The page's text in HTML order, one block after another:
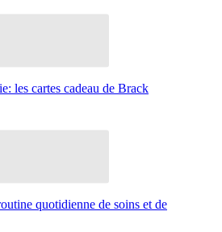
les cartes cadeau de Brack
quotidienne de soins et de